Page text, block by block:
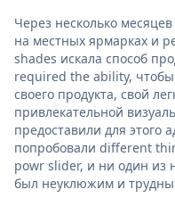
Через несколько
на местных ярмарках и
shades искала способ
required the ability, чтобы
своего продукта, свой
привлекательной
предоставили для этого
попробовали different
powr slider, и ни один из
был неуклюжим и